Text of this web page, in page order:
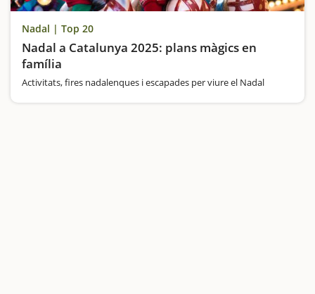
Nadal | Top 20
Nadal a Catalunya 2025: plans màgics en
família
Activitats, fires nadalenques i escapades per viure el Nadal